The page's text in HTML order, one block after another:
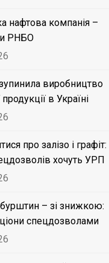
нафтова компанія –
РНБО
виробництво
в Україні
про залізо і графіт:
хочуть УРП
бурштин – зі знижкою:
спецдозволами